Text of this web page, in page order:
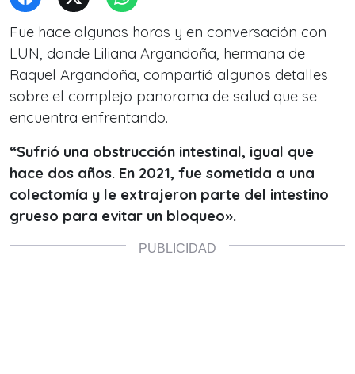
Fue hace algunas horas y en conversación con
LUN, donde Liliana Argandoña, hermana de
Raquel Argandoña, compartió algunos detalles
sobre el complejo panorama de salud que se
encuentra enfrentando.
“Sufrió una obstrucción intestinal, igual que
hace dos años. En 2021, fue sometida a una
colectomía y le extrajeron parte del intestino
grueso para evitar un bloqueo».